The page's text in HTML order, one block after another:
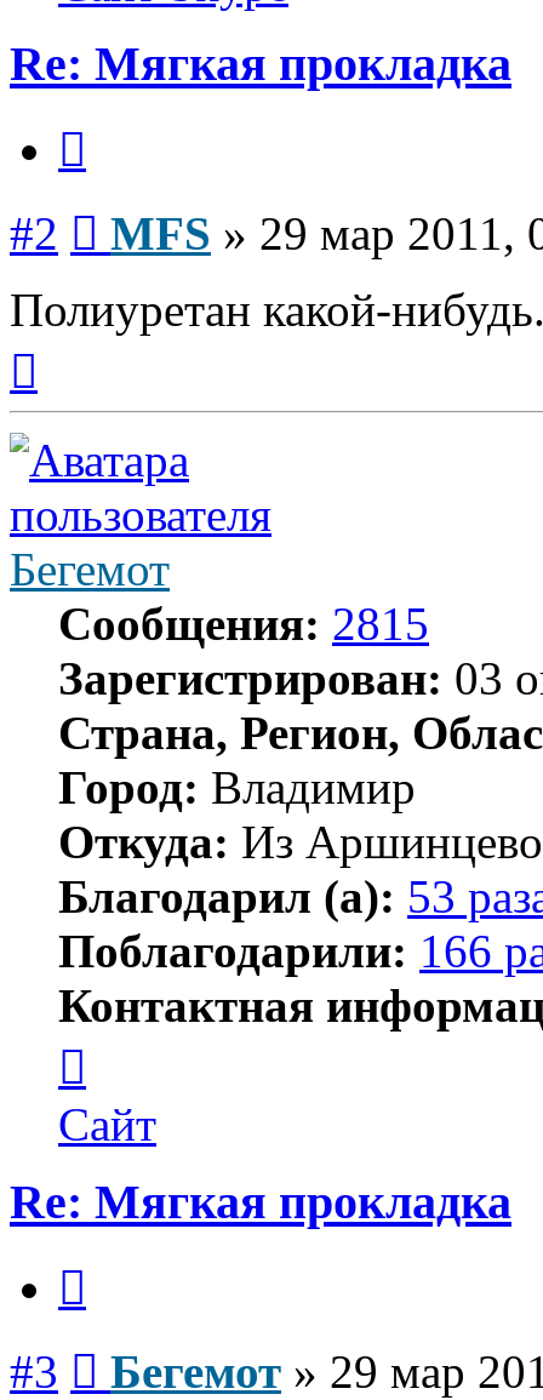
Re: Мягкая прокладка
#2 MFS » 29 мар 2011,
Полиуретан какой-
началу
Бегемот
Сообщения: 2815
Зарегистрирован: 03
Страна, Регион,
Город: Владимир
Откуда: Из
Благодарил (а): 53
Поблагодарили: 166
Контактная
пользователя
Бегемот
Сайт
Re: Мягкая прокладка
#3 Бегемот » 29 мар